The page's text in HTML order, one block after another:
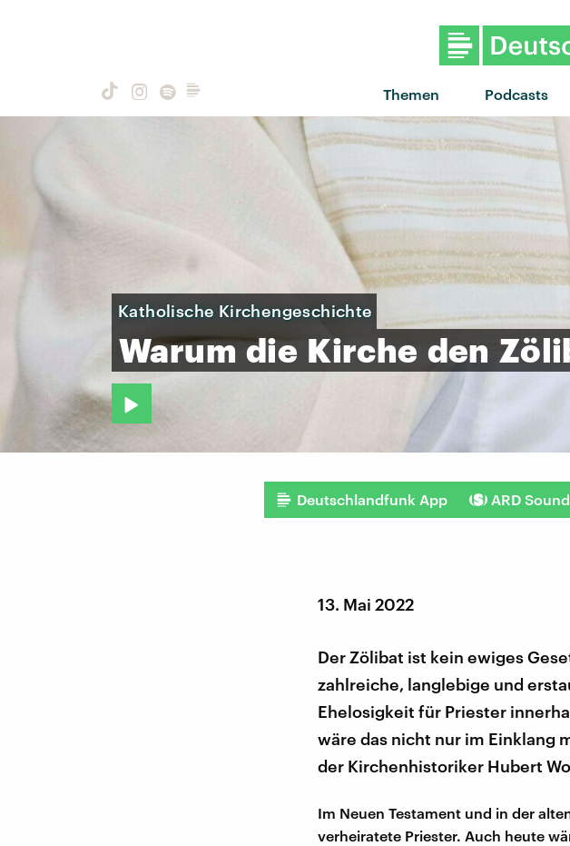
Themen Podcasts
Katholische Kirchengeschichte
Warum die Kirche den
Deutschlandfunk App ARD
13. Mai 2022
Der Zölibat ist kein ewiges
zahlreiche, langlebige und
Ehelosigkeit für Priester
wäre das nicht nur im Einklang
der Kirchenhistoriker Hubert
Im Neuen Testament und in der
verheiratete Priester. Auch heute